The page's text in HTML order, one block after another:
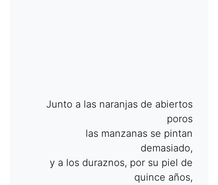
Junto a las naranjas de abiertos
poros
las manzanas se pintan
demasiado,
y a los duraznos, por su piel de
quince años,